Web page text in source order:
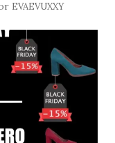
EVAEVUXXY